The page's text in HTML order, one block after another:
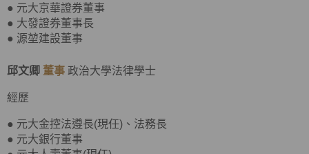
● 元大京華證券董事
● 大發證券董事長
● 源堃建設董事
邱文卿 董事 政治大學法律學士
經歷
● 元大金控法遵長(現任)、法務長
● 元大銀行董事